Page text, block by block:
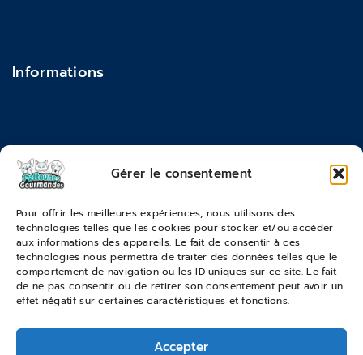
Gérer le consentement
Pour offrir les meilleures expériences, nous utilisons des
technologies telles que les cookies pour stocker et/ou accéder
aux informations des appareils. Le fait de consentir à ces
technologies nous permettra de traiter des données telles que le
comportement de navigation ou les ID uniques sur ce site. Le fait
de ne pas consentir ou de retirer son consentement peut avoir un
effet négatif sur certaines caractéristiques et fonctions.
Accepter
Informations
Moyens de paiements
Conditions générales de vente
Suivi de commande
Services & Retours
Modes de livraison